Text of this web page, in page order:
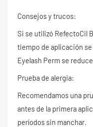
Consejos y trucos:
Si se utilizó RefectoCil
tiempo de aplicación
Eyelash Perm se
Prueba de alergia:
Recomendamos una
antes de la primera
períodos sin manchar.